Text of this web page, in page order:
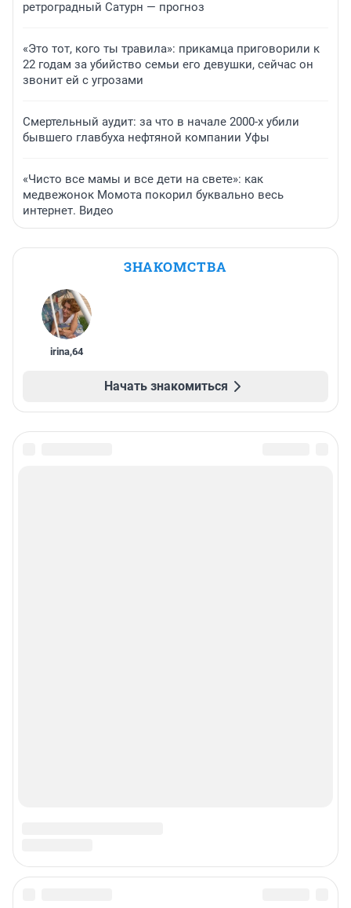
ретроградный Сатурн — прогноз
«Это тот, кого ты травила»: прикамца приговорили к
22 годам за убийство семьи его девушки, сейчас он
звонит ей с угрозами
Смертельный аудит: за что в начале 2000-х убили
бывшего главбуха нефтяной компании Уфы
«Чисто все мамы и все дети на свете»: как
медвежонок Момота покорил буквально весь
интернет. Видео
ЗНАКОМСТВА
irina,64
Начать знакомиться